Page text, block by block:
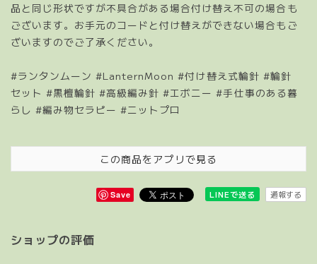
品と同じ形状ですが不具合がある場合付け替え不可の場合も
ございます。お手元のコードと付け替えができない場合もご
ざいますのでご了承ください。
#ランタンムーン #LanternMoon #付け替え式輪針 #輪針
セット #黒檀輪針 #高級編み針 #エボニー #手仕事のある暮
らし #編み物セラピー #ニットプロ
この商品をアプリで見る
Save LINEで送る 通報する
ショップの評価